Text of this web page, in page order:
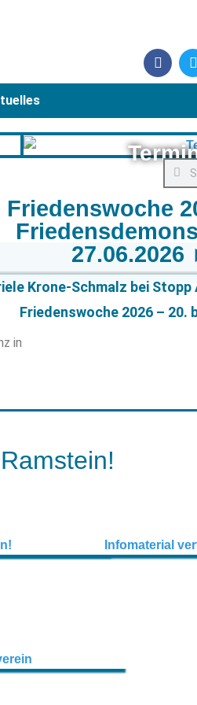
Friedenswoche
27.06.2026
Krone-Schmalz bei Stopp
Friedenswoche 2026 – 20.
in